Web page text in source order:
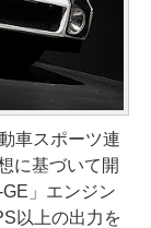
車スポーツ連
に基づいて開
」エンジン
以上の出力を